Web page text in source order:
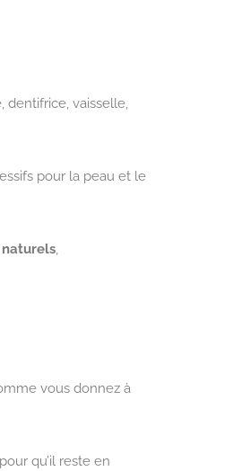
dentifrice, vaisselle,
pour la peau et le
naturels,
vous donnez à
qu’il reste en